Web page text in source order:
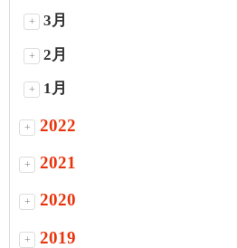
+ 3月
+ 2月
+ 1月
+ 2022
+ 2021
+ 2020
+ 2019